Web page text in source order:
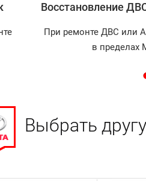
Восстановление
При ремонте ДВС или
в пределах
Выбрать